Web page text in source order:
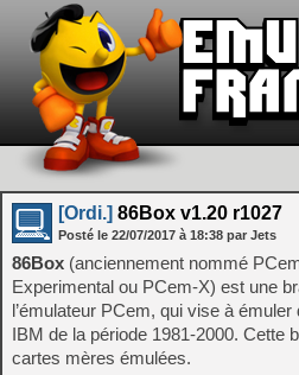
[Ordi.] 86Box v1.20 r1027
Posté le 22/07/2017 à 18:38 par Jets
86Box (anciennement nommé
Experimental ou PCem-X) est une
l’émulateur PCem, qui vise à
IBM de la période 1981-2000. Cette
cartes mères émulées.